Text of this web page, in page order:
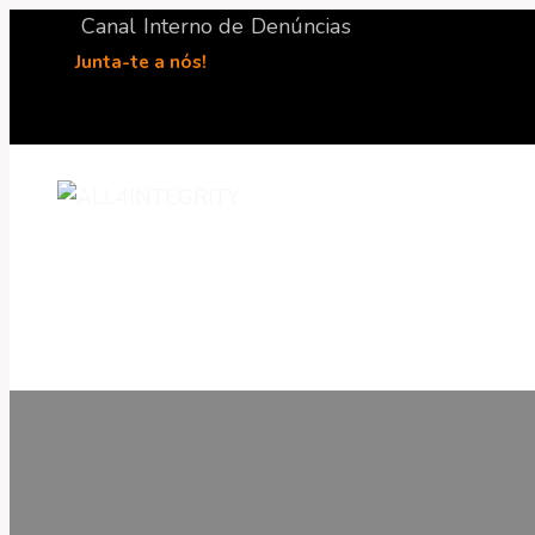
Canal Interno de Denúncias
Junta-te a nós!